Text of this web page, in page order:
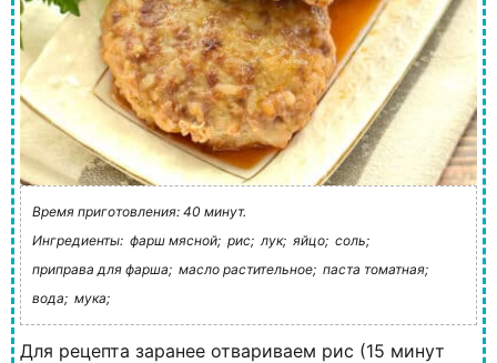
Время приготовления: 40 минут.
Ингредиенты: фарш мясной; рис; лук; яйцо; соль;
приправа для фарша; масло растительное; паста томатная;
вода; мука;
Для рецепта заранее отвариваем рис (15 минут